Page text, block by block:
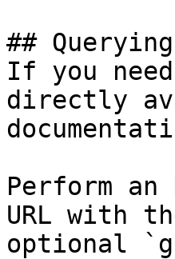
##
If you
directly
Perform an
URL with
optional